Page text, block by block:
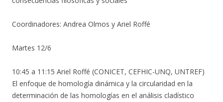
Coordinadores: Andrea Olmos y Ariel Roffé
Martes 12/6
10:45 a 11:15 Ariel Roffé (CONICET, CEFHIC-UNQ, UNTREF)
El enfoque de homología dinámica y la circularidad en la
determinación de las homologías en el análisis cladístico